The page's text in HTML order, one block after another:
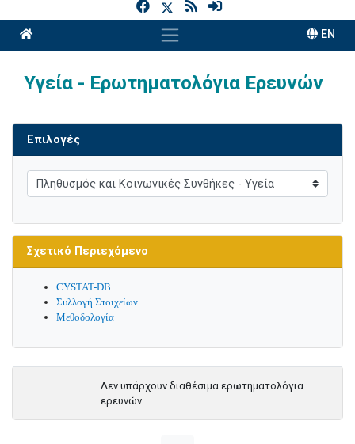
h
EN
Υγεία - Ερωτηματολόγια Ερευνών
Επιλογές
Σχετικό Περιεχόμενο
CYSTAT-DB
Συλλογή Στοιχείων
Μεθοδολογία
Δεν υπάρχουν διαθέσιμα ερωτηματολόγια
ερευνών.